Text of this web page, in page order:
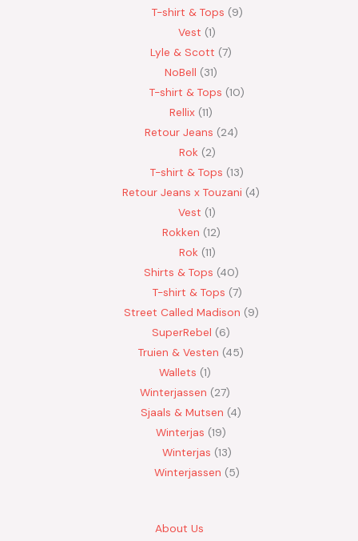
T-shirt & Tops 9
Vest 1
Lyle & Scott 7
NoBell
31
T-shirt & Tops 10
Rellix 11
Retour Jeans 24
Rok 2
T-shirt & Tops 13
Retour Jeans x Touzani 4
Vest 1
Rokken 12
Rok 11
Shirts & Tops 40
T-shirt & Tops 7
Street Called Madison 9
SuperRebel
6
Truien & Vesten 45
Wallets 1
Winterjassen
27
Sjaals & Mutsen 4
Winterjas 19
Winterjas 13
Winterjassen
5
About Us